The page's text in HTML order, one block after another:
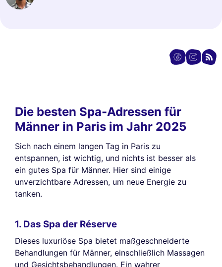
Die besten Spa-Adressen für
Männer in Paris im Jahr 2025
Sich nach einem langen Tag in Paris zu
entspannen, ist wichtig, und nichts ist besser als
ein gutes Spa für Männer. Hier sind einige
unverzichtbare Adressen, um neue Energie zu
tanken.
1. Das Spa der Réserve
Dieses luxuriöse Spa bietet maßgeschneiderte
Behandlungen für Männer, einschließlich Massagen
und Gesichtsbehandlungen. Ein wahrer